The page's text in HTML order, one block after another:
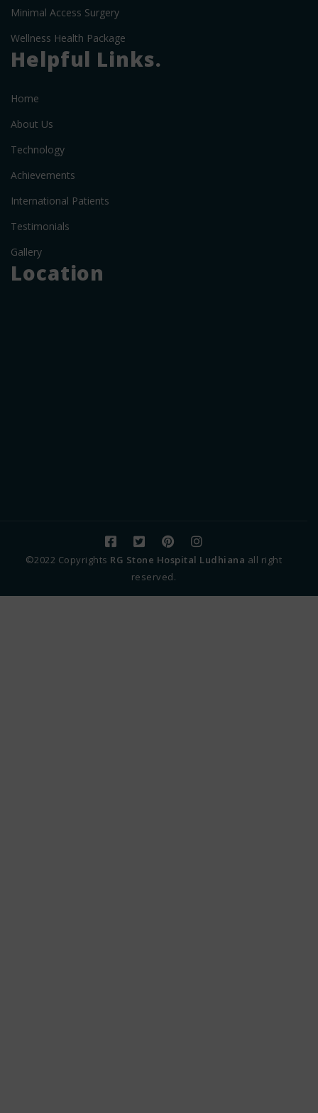
Minimal Access Surgery
Wellness Health Package
Helpful Links.
Home
About Us
Technology
Achievements
International Patients
Testimonials
Gallery
Location
©2022 Copyrights RG Stone Hospital Ludhiana all right
reserved.